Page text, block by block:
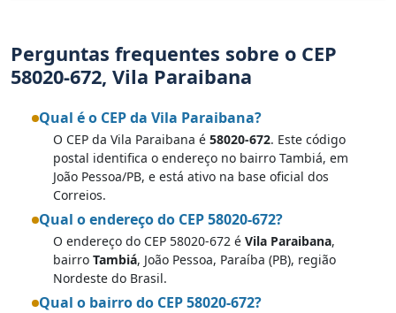
Perguntas frequentes sobre o CEP
58020-672, Vila Paraibana
Qual é o CEP da Vila Paraibana?
O CEP da Vila Paraibana é 58020-672. Este código
postal identifica o endereço no bairro Tambiá, em
João Pessoa/PB, e está ativo na base oficial dos
Correios.
Qual o endereço do CEP 58020-672?
O endereço do CEP 58020-672 é Vila Paraibana,
bairro Tambiá, João Pessoa, Paraíba (PB), região
Nordeste do Brasil.
Qual o bairro do CEP 58020-672?